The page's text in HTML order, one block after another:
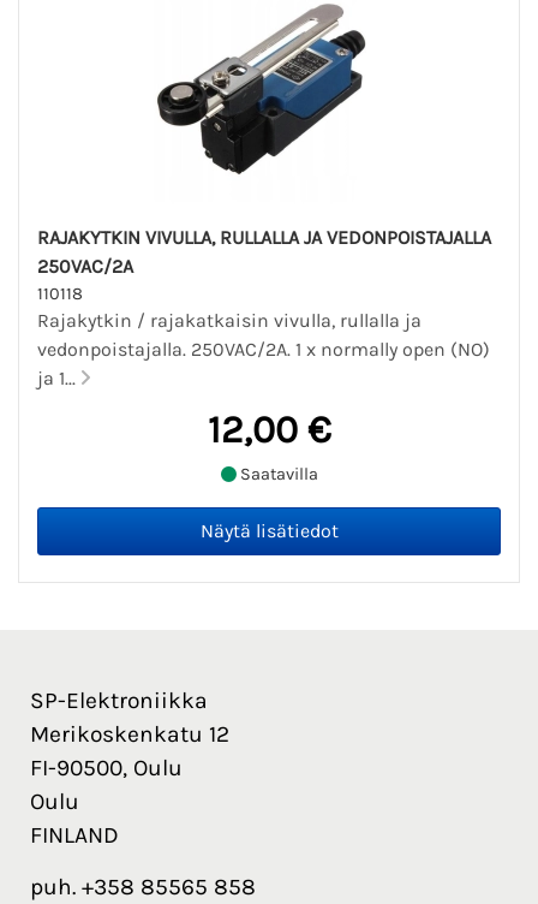
RAJAKYTKIN VIVULLA, RULLALLA JA VEDONPOISTAJALLA
250VAC/2A
110118
Rajakytkin / rajakatkaisin vivulla, rullalla ja
vedonpoistajalla. 250VAC/2A. 1 x normally open (NO)
ja 1...
12,00 €
Saatavilla
SP-Elektroniikka
Merikoskenkatu 12
FI-90500, Oulu
Oulu
FINLAND
puh. +358 85565 858